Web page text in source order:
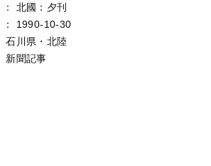
：
北國：夕刊
：
1990-10-30
石川県・北陸
新聞記事